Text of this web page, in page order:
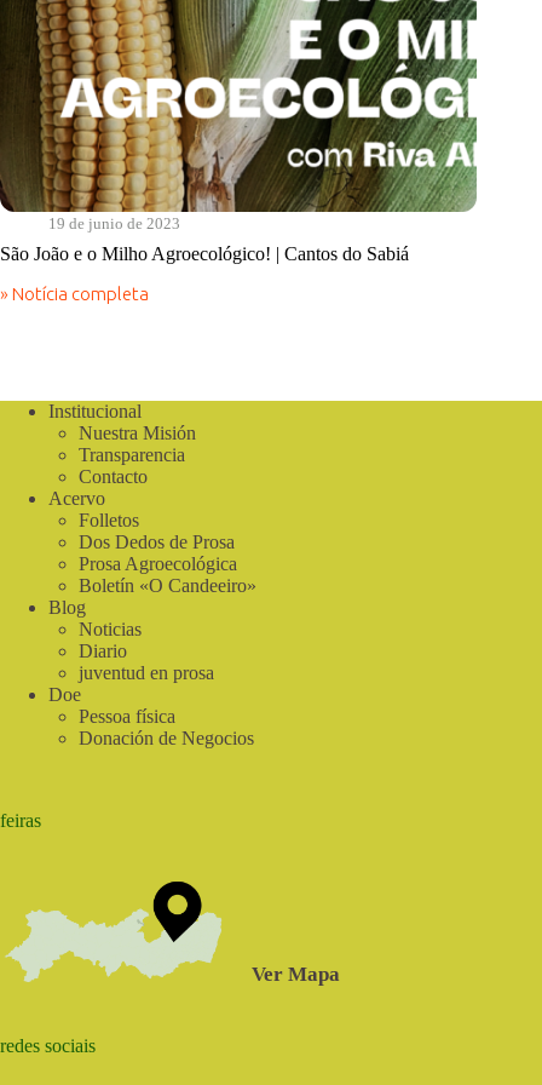
19 de junio de 2023
São João e o Milho Agroecológico! | Cantos do Sabiá
» Notícia completa
São
Agroecológico!
Institucional
Nuestra Misión
Transparencia
Contacto
Acervo
Folletos
Dos Dedos de Prosa
Prosa Agroecológica
Boletín «O Candeeiro»
Blog
Noticias
Diario
juventud en prosa
Doe
Pessoa física
Donación de Negocios
feiras
Ver Mapa
redes sociais